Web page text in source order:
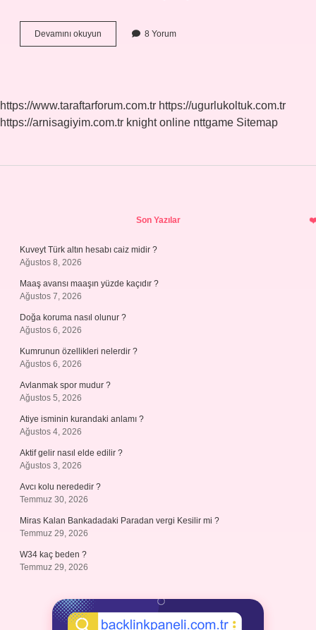
Devamını okuyun Radyasyon
Insan
8 Yorum
https://www.taraftarforum.com.tr https://ugurlukoltuk.com.tr
https://arnisagiyim.com.tr knight online nttgame Sitemap
Son Yazılar
Kuveyt Türk altın hesabı caiz midir ?
Ağustos 8, 2026
Maaş avansı maaşın yüzde kaçıdır ?
Ağustos 7, 2026
Doğa koruma nasıl olunur ?
Ağustos 6, 2026
Kumrunun özellikleri nelerdir ?
Ağustos 6, 2026
Avlanmak spor mudur ?
Ağustos 5, 2026
Atiye isminin kurandaki anlamı ?
Ağustos 4, 2026
Aktif gelir nasıl elde edilir ?
Ağustos 3, 2026
Avcı kolu nerededir ?
Temmuz 30, 2026
Miras Kalan Bankadadaki Paradan vergi Kesilir mi ?
Temmuz 29, 2026
W34 kaç beden ?
Temmuz 29, 2026